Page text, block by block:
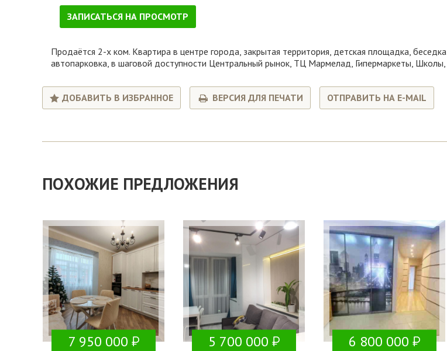
ЗАПИСАТЬСЯ НА ПРОСМОТР
Продаётся 2-х ком. Квартира в центре города, закрытая территория, детская площадка,
автопарковка, в шаговой доступности Центральный рынок, ТЦ Мармелад, Гипермаркеты,
ДОБАВИТЬ В ИЗБРАННОЕ ВЕРСИЯ ДЛЯ ПЕЧАТИ ОТПРАВИТЬ НА E-MAIL
ПОХОЖИЕ ПРЕДЛОЖЕНИЯ
7 950 000 5 700 000 6 800 000